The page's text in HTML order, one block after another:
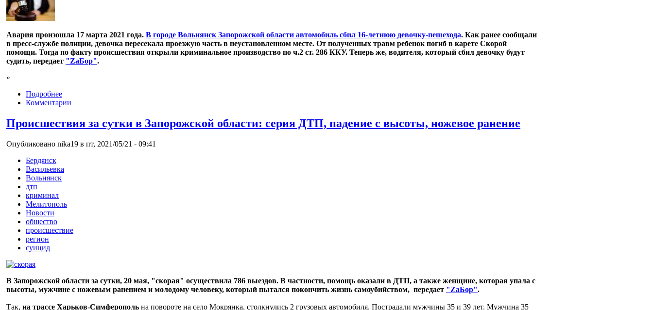
Авария произошла 17 марта 2021 года. В городе Вольнянск Запорожской области автомобиль сбил 16-летнюю девочку-пешехода. Как ранее сообщали
в пресс-службе полиции, девочка пересекала проезжую часть в неустановленном месте. От полученных травм ребенок погиб в карете Скорой
помощи. Тогда по факту происшествия открыли криминальное производство по ч.2 ст. 286 ККУ. Теперь же, водителя, который сбил девочку будут
судить, передает "ZаБор".
»
Подробнее
Комментарии
Происшествия за сутки в Запорожской области: серия ДТП, падение с высоты, ножевое ранение
Опубликовано nika19 в пт, 2021/05/21 - 09:41
Бердянск
Васильевка
Вольнянск
дтп
криминал
Мелитополь
Новости
общество
происшествие
регион
суицид
В Запорожской области за сутки, 20 мая, "скорая" осуществила 786 выездов. В частности, помощь оказали в ДТП, а также женщине, которая упала с
высоты, мужчине с ножевым ранением и молодому человеку, который пытался покончить жизнь самоубийством, передает "ZаБор".
Так, на трассе Харьков-Симферополь на повороте на село Мокрянка, столкнулись 2 грузовых автомобиля. Пострадали мужчины 35 и 39 лет. Мужчина 35